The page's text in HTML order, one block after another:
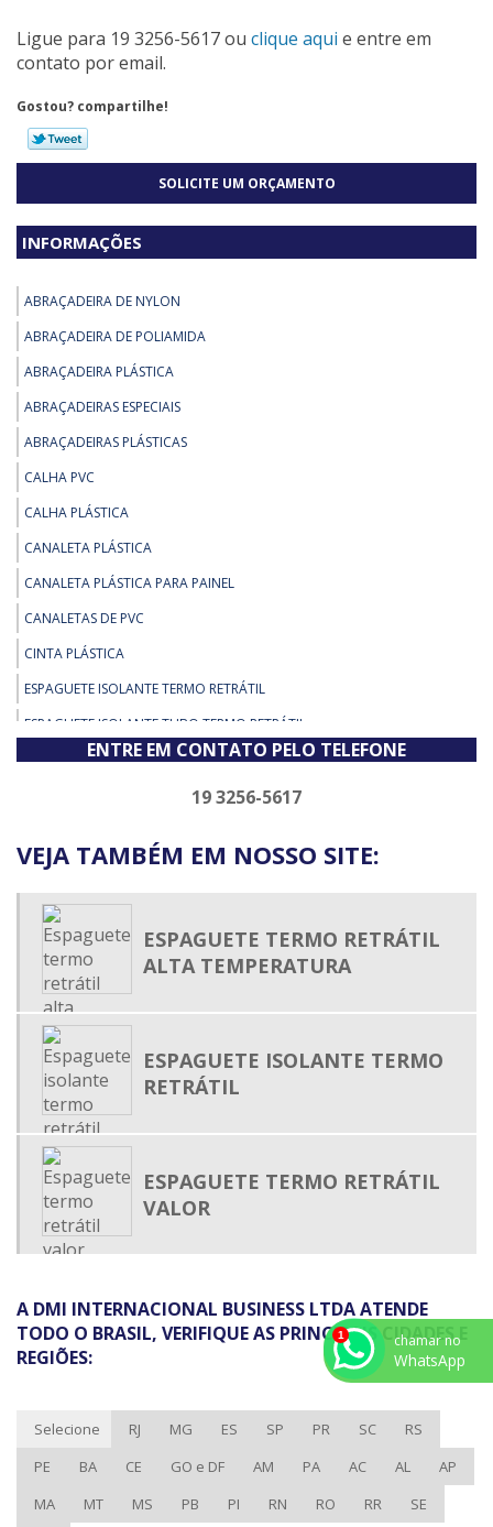
Ligue para 19 3256-5617ou clique aqui e entre em
contato por email.
Gostou? compartilhe!
SOLICITE UM ORÇAMENTO
INFORMAÇÕES
ABRAÇADEIRA DE NYLON
ABRAÇADEIRA DE POLIAMIDA
ABRAÇADEIRA PLÁSTICA
ABRAÇADEIRAS ESPECIAIS
ABRAÇADEIRAS PLÁSTICAS
CALHA PVC
CALHA PLÁSTICA
CANALETA PLÁSTICA
CANALETA PLÁSTICA PARA PAINEL
CANALETAS DE PVC
CINTA PLÁSTICA
ESPAGUETE ISOLANTE TERMO RETRÁTIL
ESPAGUETE ISOLANTE TUBO TERMO RETRÁTIL
ESPAGUETE TERMO CONTRÁTIL
ESPAGUETE TERMO ENCOLHIVEL
ESPAGUETE TERMO RETRÁTIL ADESIVADO
ESPAGUETE TERMOCONTRÁTIL
FIXADOR DE ABRAÇADEIRA DE NYLON
MALHA EXPANSIVA
MALHA TRANÇADA EXPANSÍVEL
PRENSA CABO
TERMO RETRÁTIL MEDIA TENSÃO
TUBO ISOLANTE TERMO RETRÁTIL
TUBO PLÁSTICO TERMO ENCOLHÍVEL
TUBO TERMO RETRÁTIL
TUBO TERMO RETRÁTIL ADESIVADO
TUBO TERMO RETRÁTIL ONDE COMPRAR
TUBO TERMOENCOLHÍVEL
ABRAÇADEIRA DE NYLON PARA LACRE
ABRAÇADEIRA PLÁSTICA PREÇO
CALHA DE PVC PARA FIO
CALHA DE PVC PREÇO
ENTRE EM CONTATO PELO TELEFONE
19 3256-5617
VEJA TAMBÉM EM NOSSO SITE:
ESPAGUETE TERMO RETRÁTIL
ALTA TEMPERATURA
ESPAGUETE ISOLANTE TERMO
RETRÁTIL
ESPAGUETE TERMO RETRÁTIL
VALOR
A DMI INTERNACIONAL BUSINESS LTDA ATENDE
TODO O BRASIL, VERIFIQUE AS PRINCIPAIS CIDADES E
REGIÕES:
Selecione RJ MG ES SP PR SC
RS
PE
BA CE GO e DF AM PA AC AL
AP
MA
MT MS PB PI RN RO RR
SE
chamar no
WhatsApp